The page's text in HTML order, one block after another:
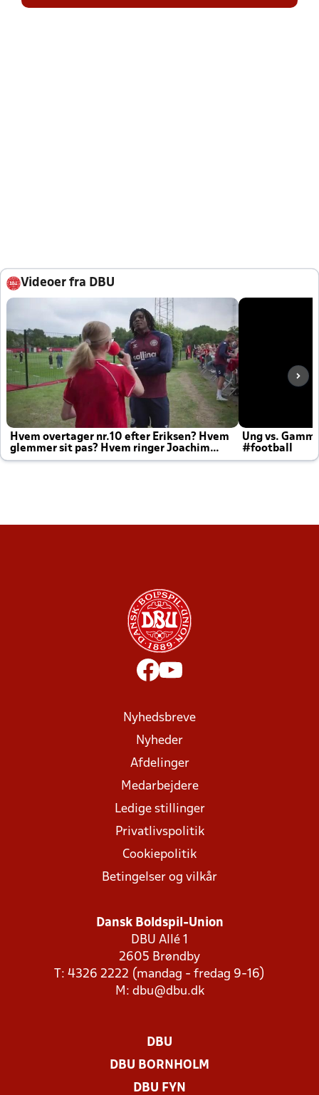
Videoer fra DBU
Hvem overtager nr.10 efter Eriksen? Hvem
glemmer sit pas? Hvem ringer Joachim
altid til efter kampe?
Ung vs.
#football
Nyhedsbreve
Nyheder
Afdelinger
Medarbejdere
Ledige stillinger
Privatlivspolitik
Cookiepolitik
Betingelser og vilkår
Dansk Boldspil-Union
DBU Allé 1
2605 Brøndby
T: 4326 2222 (mandag - fredag 9-16)
M: dbu@dbu.dk
DBU
DBU BORNHOLM
DBU FYN